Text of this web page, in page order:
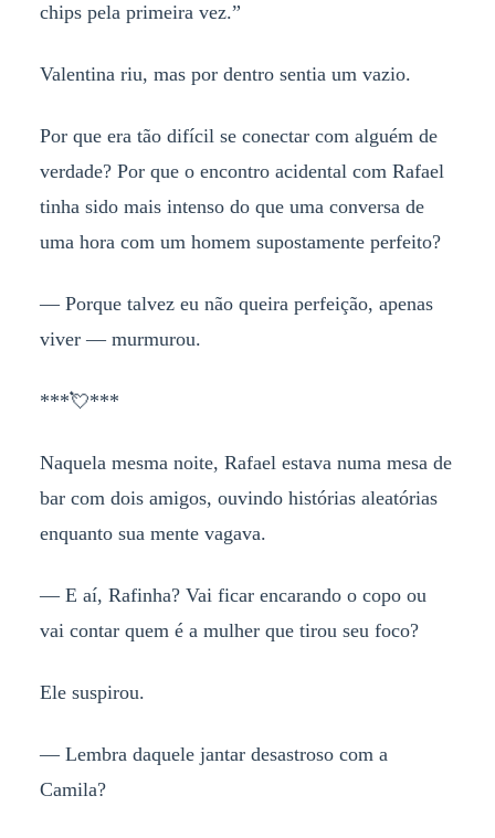
chips pela primeira vez.”
Valentina riu, mas por dentro sentia um vazio.
Por que era tão difícil se conectar com alguém de
verdade? Por que o encontro acidental com Rafael
tinha sido mais intenso do que uma conversa de
uma hora com um homem supostamente perfeito?
— Porque talvez eu não queira perfeição, apenas
viver — murmurou.
***💘***
Naquela mesma noite, Rafael estava numa mesa de
bar com dois amigos, ouvindo histórias aleatórias
enquanto sua mente vagava.
— E aí, Rafinha? Vai ficar encarando o copo ou
vai contar quem é a mulher que tirou seu foco?
Ele suspirou.
— Lembra daquele jantar desastroso com a
Camila?